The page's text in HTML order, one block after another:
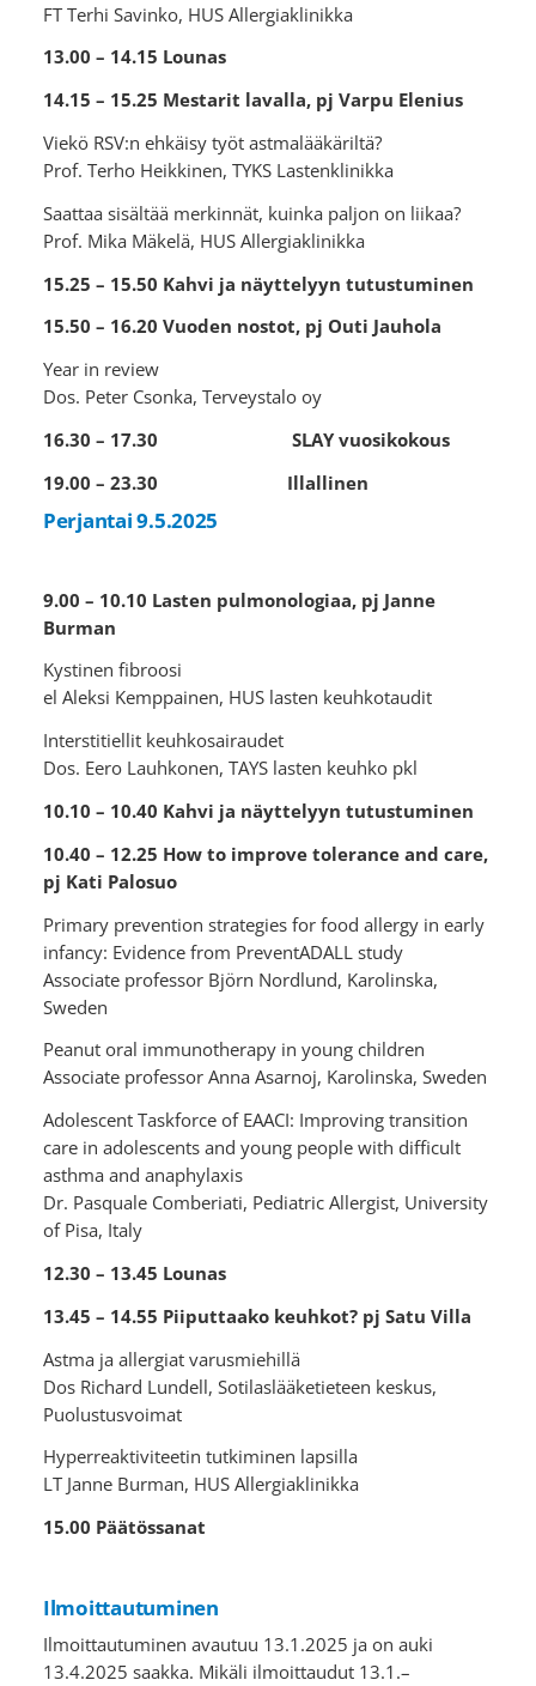
FT Terhi Savinko, HUS Allergiaklinikka
13.00 – 14.15 Lounas
14.15 – 15.25 Mestarit lavalla, pj Varpu Elenius
Viekö RSV:n ehkäisy työt astmalääkäriltä?
Prof. Terho Heikkinen, TYKS Lastenklinikka
Saattaa sisältää merkinnät, kuinka paljon on liikaa?
Prof. Mika Mäkelä, HUS Allergiaklinikka
15.25 – 15.50 Kahvi ja näyttelyyn tutustuminen
15.50 – 16.20 Vuoden nostot, pj Outi Jauhola
Year in review
Dos. Peter Csonka, Terveystalo oy
16.30 – 17.30 SLAY vuosikokous
19.00 – 23.30 Illallinen
Perjantai 9.5.2025
9.00 – 10.10 Lasten pulmonologiaa, pj Janne
Burman
Kystinen fibroosi
el Aleksi Kemppainen, HUS lasten keuhkotaudit
Interstitiellit keuhkosairaudet
Dos. Eero Lauhkonen, TAYS lasten keuhko pkl
10.10 – 10.40 Kahvi ja näyttelyyn tutustuminen
10.40 – 12.25 How to improve tolerance and care,
pj Kati Palosuo
Primary prevention strategies for food allergy in early
infancy: Evidence from PreventADALL study
Associate professor Björn Nordlund, Karolinska,
Sweden
Peanut oral immunotherapy in young children
Associate professor Anna Asarnoj, Karolinska, Sweden
Adolescent Taskforce of EAACI: Improving transition
care in adolescents and young people with difficult
asthma and anaphylaxis
Dr. Pasquale Comberiati, Pediatric Allergist, University
of Pisa, Italy
12.30 – 13.45 Lounas
13.45 – 14.55 Piiputtaako keuhkot? pj Satu Villa
Astma ja allergiat varusmiehillä
Dos Richard Lundell, Sotilaslääketieteen keskus,
Puolustusvoimat
Hyperreaktiviteetin tutkiminen lapsilla
LT Janne Burman, HUS Allergiaklinikka
15.00 Päätössanat
Ilmoittautuminen
Ilmoittautuminen avautuu 13.1.2025 ja on auki
13.4.2025 saakka. Mikäli ilmoittaudut 13.1.–